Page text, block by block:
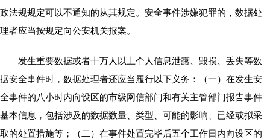
政法规规定可以不通知的从其规定。安全事件涉嫌犯罪的，数据处
理者应当按规定向公安机关报案。
发生重要数据或者十万人以上个人信息泄露、毁损、丢失等数
据安全事件时，数据处理者还应当履行以下义务：（一）在发生安
全事件的八小时内向设区的市级网信部门和有关主管部门报告事件
基本信息，包括涉及的数据数量、类型、可能的影响、已经或拟采
取的处置措施等；（二）在事件处置完毕后五个工作日内向设区的